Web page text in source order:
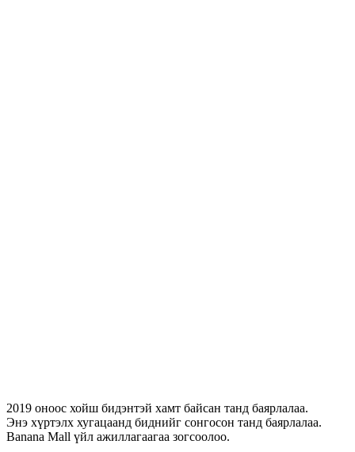
2019 оноос хойш бидэнтэй хамт байсан танд баярлалаа.
Энэ хүртэлх хугацаанд биднийг сонгосон танд баярлалаа.
Banana Mall үйл ажиллагаагаа зогсоолоо.